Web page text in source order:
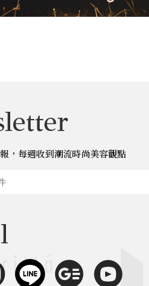
，每週收到潮流時尚美容觀點